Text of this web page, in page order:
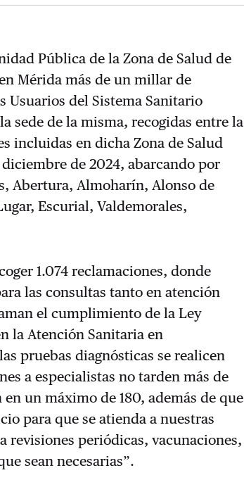
Pública de la Zona de Salud de
Mérida más de un millar de
Usuarios del Sistema Sanitario
sede de la misma, recogidas entre la
incluidas en dicha Zona de Salud
de 2024, abarcando por
Abertura, Almoharín, Alonso de
Escurial, Valdemorales,
1.074 reclamaciones, donde
las consultas tanto en atención
el cumplimiento de la Ley
la Atención Sanitaria en
pruebas diagnósticas se realicen
a especialistas no tarden más de
un máximo de 180, además de que
para que se atienda a nuestras
revisiones periódicas, vacunaciones,
sean necesarias”.